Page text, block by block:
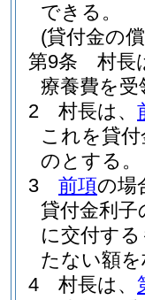
できる。
(貸付金の
第9条
村長
療養費を
2
村長は、
これを貸
のとする。
3
前項の場
貸付金利
に交付す
たない額
4
村長は、